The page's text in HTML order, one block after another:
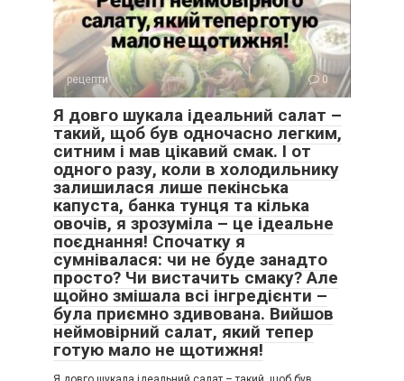
рецепти 0
Я довго шукала ідеальний салат –
такий, щоб був одночасно легким,
ситним і мав цікавий смак. І от
одного разу, коли в холодильнику
залишилася лише пекінська
капуста, банка тунця та кілька
овочів, я зрозуміла – це ідеальне
поєднання! Спочатку я
сумнівалася: чи не буде занадто
просто? Чи вистачить смаку? Але
щойно змішала всі інгредієнти –
була приємно здивована. Вийшов
неймовірний салат, який тепер
готую мало не щотижня!